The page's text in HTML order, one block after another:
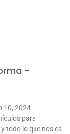
-
10, 2024
para
todo lo que nos es